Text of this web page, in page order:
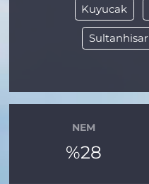
Kuyucak
Sultanhisar
NEM
%28